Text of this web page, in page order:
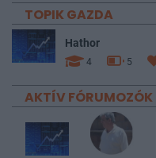
TOPIK GAZDA
Hathor
4 5
AKTÍV FÓRUMOZÓK